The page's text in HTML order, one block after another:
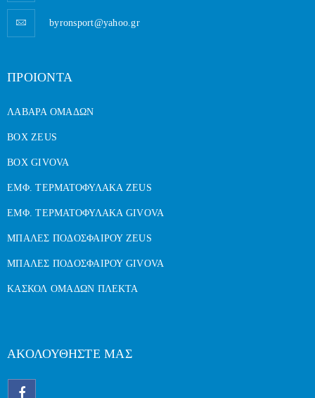
byronsport@yahoo.gr
ΠΡΟΙΟΝΤΑ
ΛΑΒΑΡΑ ΟΜΑΔΩΝ
BOX ZEUS
BOX GIVOVA
ΕΜΦ. ΤΕΡΜΑΤΟΦΥΛΑΚΑ ZEUS
ΕΜΦ. ΤΕΡΜΑΤΟΦΥΛΑΚΑ GIVOVA
ΜΠΑΛΕΣ ΠΟΔΟΣΦΑΙΡΟΥ ZEUS
ΜΠΑΛΕΣ ΠΟΔΟΣΦΑΙΡΟΥ GIVOVA
ΚΑΣΚΟΛ ΟΜΑΔΩΝ ΠΛΕΚΤΑ
ΑΚΟΛΟΥΘΗΣΤΕ ΜΑΣ